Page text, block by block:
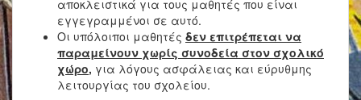
αποκλειστικά για τους μαθητές που είναι
εγγεγραμμένοι σε αυτό.
Οι υπόλοιποι μαθητές δεν επιτρέπεται να
παραμείνουν χωρίς συνοδεία στον σχολικό
χώρο, για λόγους ασφάλειας και εύρυθμης
λειτουργίας του σχολείου.